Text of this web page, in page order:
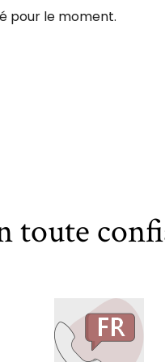
pour le moment.
toute